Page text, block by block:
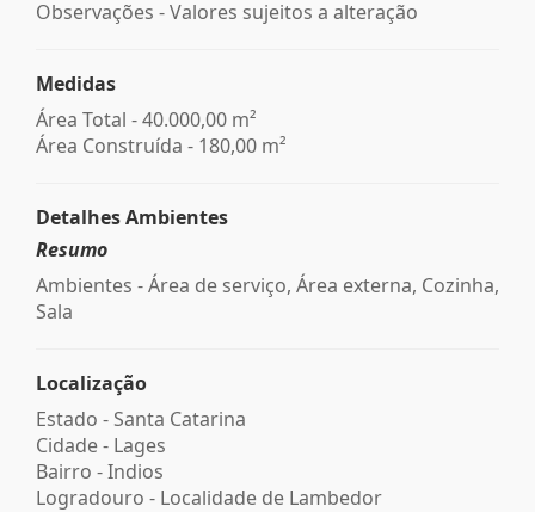
Observações - Valores sujeitos a alteração
Medidas
Área Total - 40.000,00 m²
Área Construída - 180,00 m²
Detalhes Ambientes
Resumo
Ambientes - Área de serviço, Área externa, Cozinha,
Sala
Localização
Estado - Santa Catarina
Cidade - Lages
Bairro -Indios
Logradouro - Localidade de Lambedor